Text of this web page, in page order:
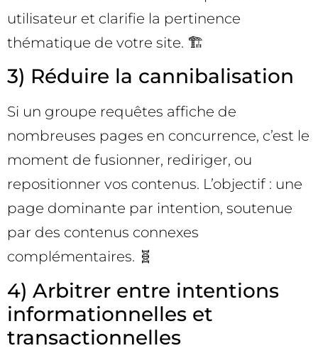
utilisateur et clarifie la pertinence
thématique de votre site. 🏗️
3) Réduire la cannibalisation
Si un groupe requêtes affiche de
nombreuses pages en concurrence, c’est le
moment de fusionner, rediriger, ou
repositionner vos contenus. L’objectif : une
page dominante par intention, soutenue
par des contenus connexes
complémentaires. 🧬
4) Arbitrer entre intentions
informationnelles et
transactionnelles